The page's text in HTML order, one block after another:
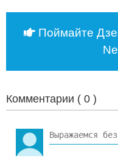
Поймайте
Комментарии ( 0 )